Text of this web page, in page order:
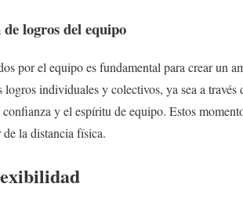
logros del equipo
por el equipo es fundamental para crear un
individuales y colectivos, ya sea a través
y el espíritu de equipo. Estos
la distancia física.